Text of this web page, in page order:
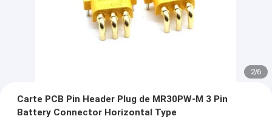
2/6
Carte PCB Pin Header Plug de MR30PW-M 3 Pin
Battery Connector Horizontal Type